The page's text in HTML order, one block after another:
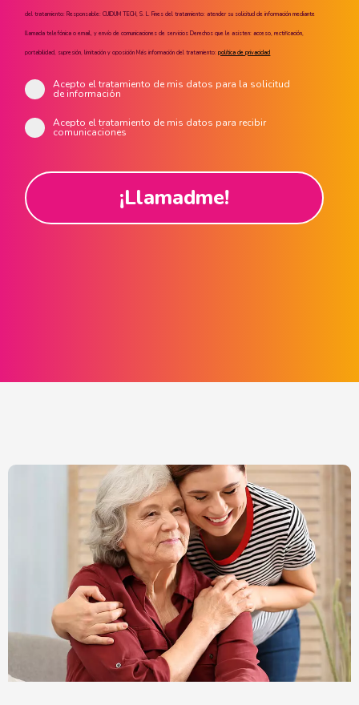
del tratamiento: Responsable: CUIDUM TECH, S. L. Fines del tratamiento: atender su solicitud de información mediante
llamada telefónica o email, y envío de comunicaciones de servicios Derechos que le asisten: acceso, rectificación,
portabilidad, supresión, limitación y oposición Más información del tratamiento:política de privacidad
Acepto el tratamiento de mis datos para la solicitud
de información
Acepto el tratamiento de mis datos para recibir
comunicaciones